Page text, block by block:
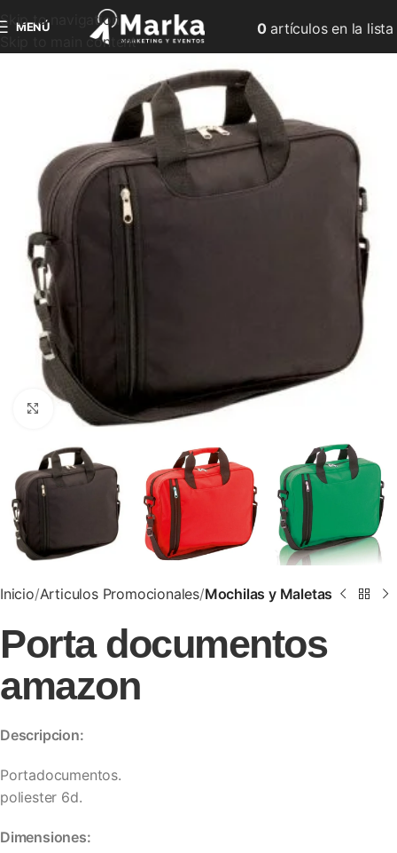
Skip to navigation
Skip to main content
MENÚ 0artículosen la lista
Clic para ampliar
Inicio Articulos Promocionales Mochilas y Maletas
Porta documentos
amazon
Descripcion:
Portadocumentos.
poliester 6d.
Dimensiones: